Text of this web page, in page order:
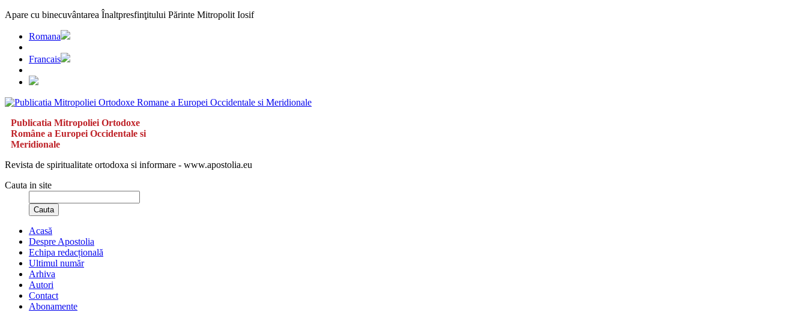
Apare cu binecuvântarea Înaltpresfinţitului Părinte Mitropolit Iosif
Romana
Francais
Publicatia Mitropoliei Ortodoxe
Române a Europei Occidentale si
Meridionale
Revista de spiritualitate ortodoxa si informare - www.apostolia.eu
Cauta in site
Cauta
Acasă
Despre Apostolia
Echipa redacțională
Ultimul număr
Arhiva
Autori
Contact
Abonamente